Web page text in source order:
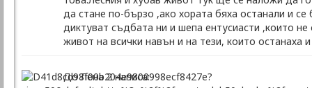
да стане по-бързо ,ако хората бяха останали и
диктуват съдбата ни и шепа ентусиасти ,които
живот на всички навън и на тези, които останаха
До Лена 2 написа: